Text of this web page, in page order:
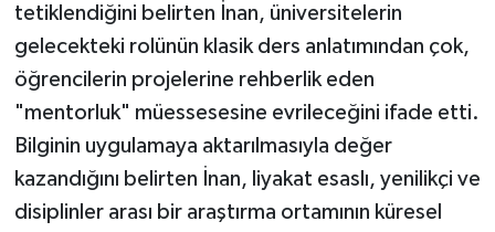
tetiklendiğini belirten İnan, üniversitelerin
gelecekteki rolünün klasik ders anlatımından çok,
öğrencilerin projelerine rehberlik eden
"mentorluk" müessesesine evrileceğini ifade etti.
Bilginin uygulamaya aktarılmasıyla değer
kazandığını belirten İnan, liyakat esaslı, yenilikçi ve
disiplinler arası bir araştırma ortamının küresel